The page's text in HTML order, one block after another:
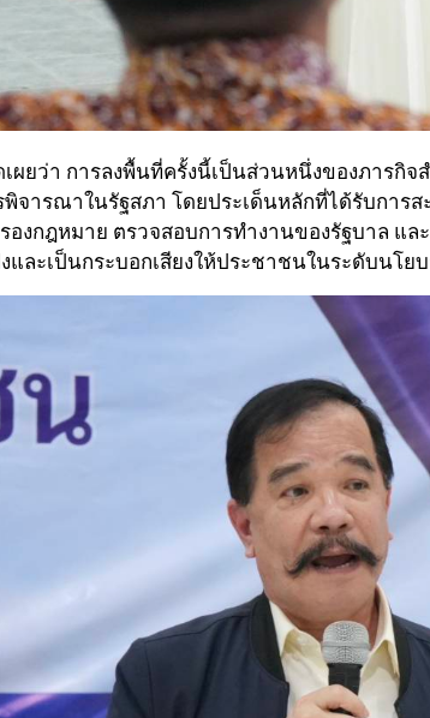
เผยว่า การลงพื้นที่ครั้งนี้เป็นส่วนหนึ่งของภาร
พิจารณาในรัฐสภา โดยประเด็นหลักที่ได้รับกา
งกฎหมาย ตรวจสอบการทำงานของรัฐบาล แ
ละเป็นกระบอกเสียงให้ประชาชนในระดับนโย